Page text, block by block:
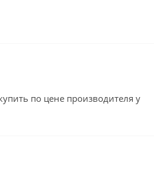
по цене производителя у